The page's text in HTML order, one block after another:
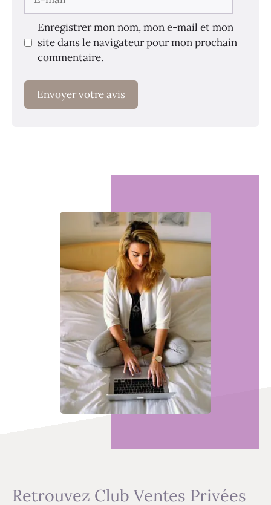
mail
Enregistrer mon nom, mon e-mail et mon
site dans le navigateur pour mon prochain
commentaire.
Retrouvez Club Ventes Privées